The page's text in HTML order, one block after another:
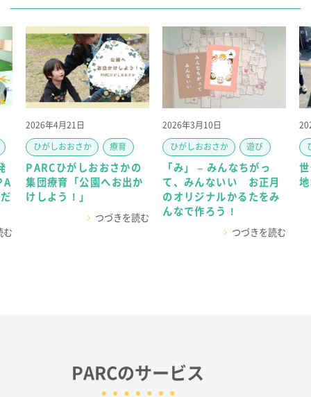
む
2026年4月21日
ひがしおおさか
療育
PARCひがしおおさかの
集団療育「公園へお出か
けしよう！」
つづきを読む
2026年3月10日
ひがしおおさか
遊び
「み」 – みんなちがっ
て、みんないい お正月
のオリジナルかるたをみ
んなで作ろう！
つづきを読む
PARCのサービス